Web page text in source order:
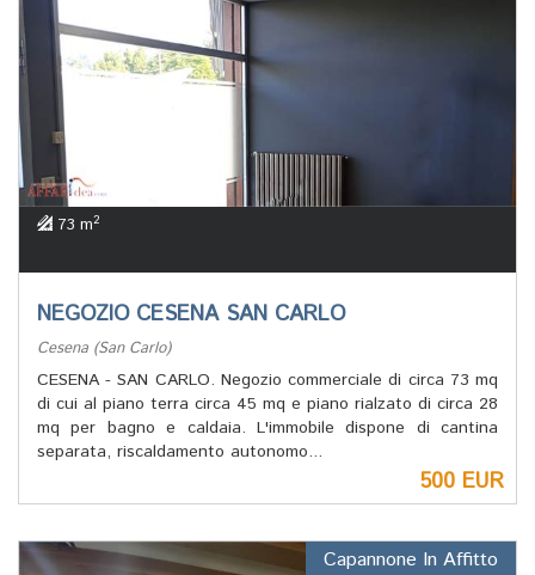
73 m2
NEGOZIO CESENA SAN CARLO
Cesena (San Carlo)
CESENA - SAN CARLO. Negozio commerciale di circa 73 mq
di cui al piano terra circa 45 mq e piano rialzato di circa 28
mq per bagno e caldaia. L'immobile dispone di cantina
separata, riscaldamento autonomo...
500 EUR
Capannone In Affitto